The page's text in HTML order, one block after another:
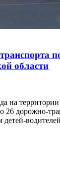
области
на
26 дорожно-